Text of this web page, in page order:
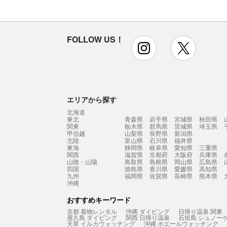
FOLLOW US！ instagram
エリアから探す
北海道
東北
青森県 岩手県 宮城県 秋田県
関東
栃木県 群馬県 茨城県 埼玉県
甲信越
山梨県 長野県
新潟県
北陸
富山県 石川県
福井県
東海
静岡県 岐阜県 愛知県
三重県
関西
滋賀県 京都府 大阪府 兵庫県
山陰・山陽
鳥取県 島根県 岡山県 広島県
四国
徳島県 香川県 愛媛県
高知県
九州
福岡県 佐賀県 長崎県 熊本県
沖縄
おすすめキーワード
京都 着物レンタル 沖縄 ダイビング 日帰り温泉 関東
屋久島 ダイビング 関西 日帰り温泉 石垣島 シュノー
天草 イルカウォッチング 沖縄 ホエールウォッチング